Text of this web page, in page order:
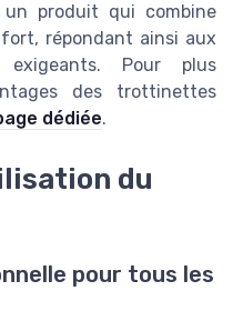
produit qui combine
répondant ainsi aux
Pour plus
des trottinettes
dédiée.
du
pour tous les